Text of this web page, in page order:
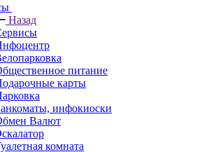
Назад
питание
карты
инфокиоски
Валют
комната